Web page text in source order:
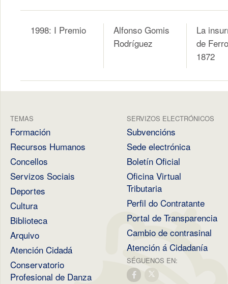
1998: I Premio
Alfonso Gomis
Rodríguez
La
de
1872
TEMAS
Formación
Recursos Humanos
Concellos
Servizos Sociais
Deportes
Cultura
Biblioteca
Arquivo
Atención Cidadá
Conservatorio
Profesional de Danza
SERVIZOS ELECTRÓNICOS
Subvencións
Sede electrónica
Boletín Oficial
Oficina Virtual
Tributaria
Perfil do Contratante
Portal de Transparencia
Cambio de contrasinal
Atención á Cidadanía
SÉGUENOS EN: